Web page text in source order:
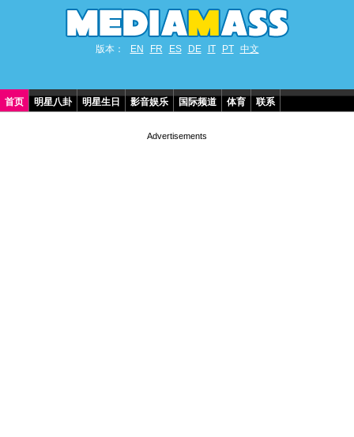
版本： EN FR ES DE IT PT 中文
首页 明星八卦 明星生日 影音娱乐 国际频道 体育 联系